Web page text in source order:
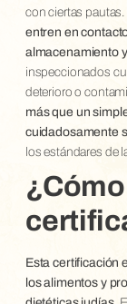
con ciertas pautas.
entren en
almacenamiento
inspeccionados
deterioro o
más que un
cuidadosamente
los estándares de
Esta certificación
los alimentos y